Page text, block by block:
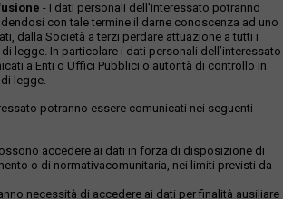
- I dati personali dell’interessato potranno
con tale termine il darne conoscenza ad uno
dalla Società a terzi perdare attuazione a tutti i
legge. In particolare i dati personali dell’interessato
a Enti o Uffici Pubblici o autorità di controllo in
legge.
potranno essere comunicati nei seguenti
accedere ai dati in forza di disposizione di
o di normativacomunitaria, nei limiti previsti da
necessità di accedere ai dati per finalità ausiliare